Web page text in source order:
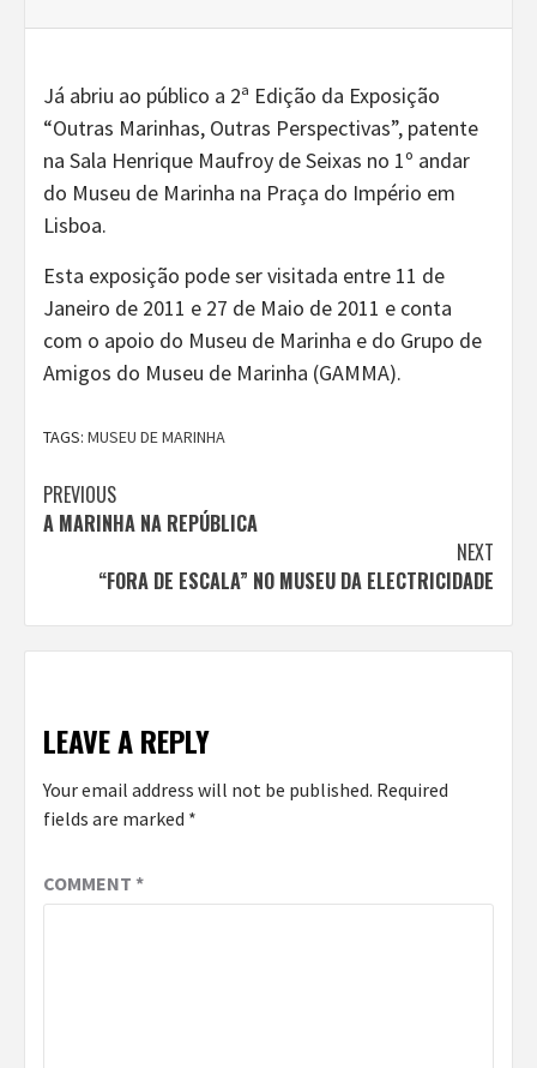
Já abriu ao público a 2ª Edição da Exposição
“Outras Marinhas, Outras Perspectivas”, patente
na Sala Henrique Maufroy de Seixas no 1º andar
do Museu de Marinha na Praça do Império em
Lisboa.
Esta exposição pode ser visitada entre 11 de
Janeiro de 2011 e 27 de Maio de 2011 e conta
com o apoio do Museu de Marinha e do Grupo de
Amigos do Museu de Marinha (GAMMA).
TAGS: MUSEU DE MARINHA
Continue
Reading
PREVIOUS
A MARINHA NA REPÚBLICA
NEXT
“FORA DE ESCALA” NO MUSEU DA ELECTRICIDADE
LEAVE A REPLY
Your email address will not be published. Required
fields are marked *
COMMENT *